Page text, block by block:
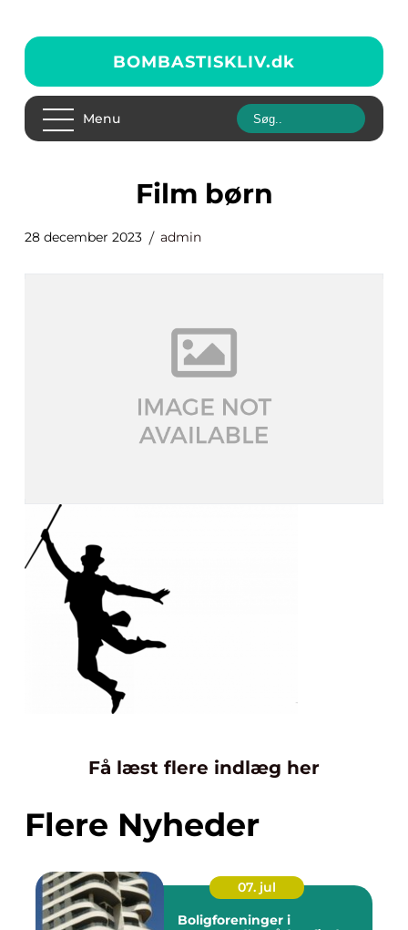
BOMBASTISKLIV.dk
Menu
film børn
28 december 2023 admin
Få læst flere indlæg her
Flere Nyheder
07. jul
Boligforeninger i